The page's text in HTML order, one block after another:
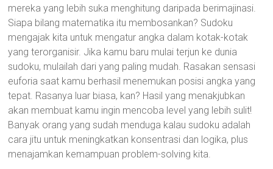
mereka yang lebih suka menghitung daripada berimajinasi.
Siapa bilang matematika itu membosankan? Sudoku
mengajak kita untuk mengatur angka dalam kotak-kotak
yang terorganisir. Jika kamu baru mulai terjun ke dunia
sudoku, mulailah dari yang paling mudah. Rasakan sensasi
euforia saat kamu berhasil menemukan posisi angka yang
tepat. Rasanya luar biasa, kan? Hasil yang menakjubkan
akan membuat kamu ingin mencoba level yang lebih sulit!
Banyak orang yang sudah menduga kalau sudoku adalah
cara jitu untuk meningkatkan konsentrasi dan logika, plus
menajamkan kemampuan problem-solving kita.